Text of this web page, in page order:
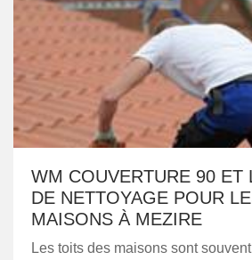
WM COUVERTURE 90 ET
DE NETTOYAGE POUR
MAISONS À MEZIRE
Les toits des maisons sont